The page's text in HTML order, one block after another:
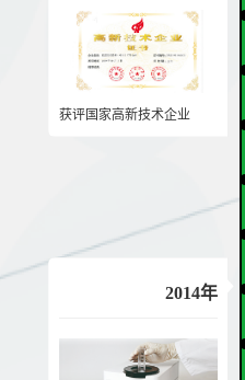
获评国家高新技术企业
2014年